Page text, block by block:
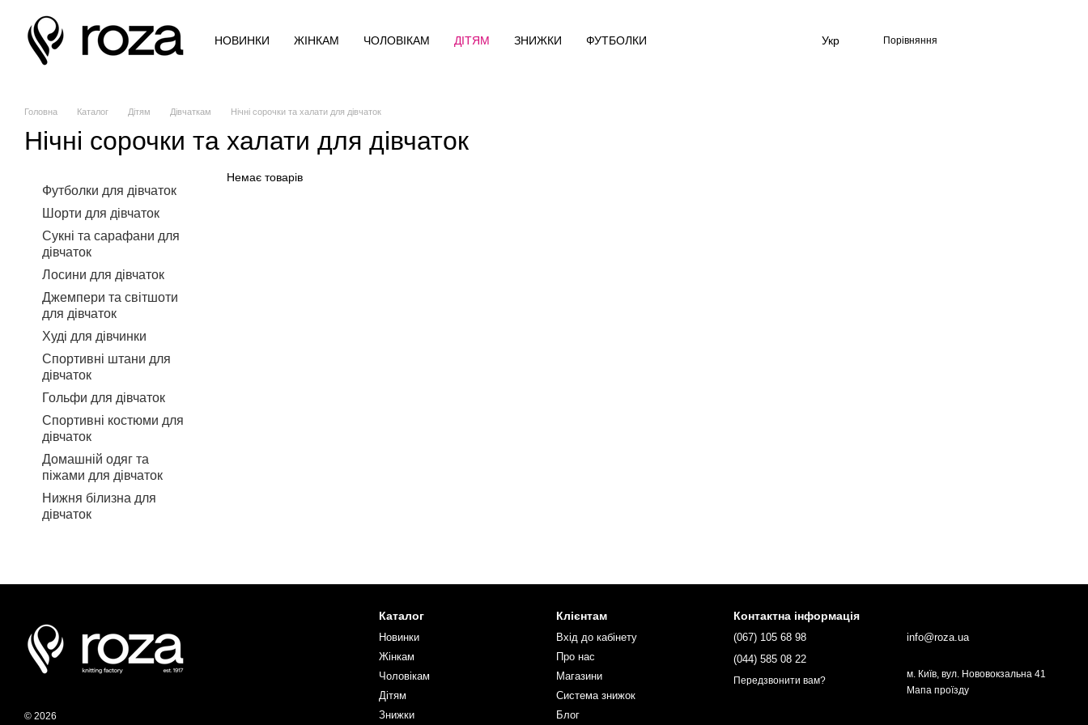
НОВИНКИ ЖІНКАМ ЧОЛОВІКАМ ДІТЯМ ЗНИЖКИ ФУТБОЛКИ Укр Порівняння
Головна Каталог Дітям Дівчаткам Нічні сорочки та халати для дівчаток
Нічні сорочки та халати для дівчаток
Немає товарів
Футболки для дівчаток
Шорти для дівчаток
Сукні та сарафани для
дівчаток
Лосини для дівчаток
Джемпери та світшоти
для дівчаток
Худі для дівчинки
Спортивні штани для
дівчаток
Гольфи для дівчаток
Спортивні костюми для
дівчаток
Домашній одяг та
піжами для дівчаток
Нижня білизна для
дівчаток
© 2026
Каталог
Новинки
Жінкам
Чоловікам
Дітям
Знижки
Клієнтам
Вхід до кабінету
Про нас
Магазини
Система знижок
Блог
Контактна інформація
(067) 105 68 98
(044) 585 08 22
Передзвонити вам?
info@roza.ua
м. Київ, вул. Нововокзальна 41
Мапа проїзду